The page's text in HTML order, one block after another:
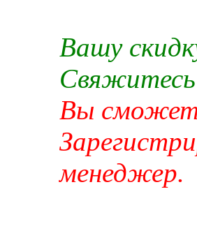
Вашу
Вы
менеджер.